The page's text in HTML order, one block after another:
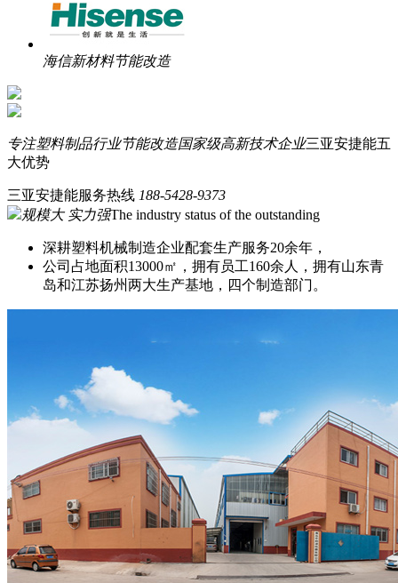
海信新材料节能改造
专注塑料制品行业节能改造国家级高新技术企业三亚安捷能五
大优势
三亚安捷能服务热线 188-5428-9373
规模大 实力强The industry status of the outstanding
深耕塑料机械制造企业配套生产服务20余年，
公司占地面积13000㎡，拥有员工160余人，拥有山东青
岛和江苏扬州两大生产基地，四个制造部门。